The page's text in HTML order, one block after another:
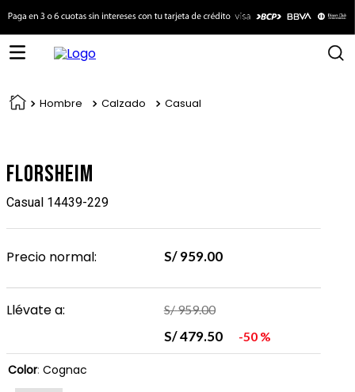
Hombre Calzado Casual
Florsheim
Casual 14439-229
Precio normal: S/ 959.00
Llévate a: S/959.00
S/479.50 50 %
Color: Cognac